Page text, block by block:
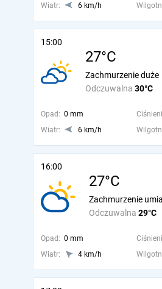
Wiatr:
6 km/h
15:00
27°C
Odczuwalna 30°C
Zachmurzenie duże
Opad: 0 mm
Wiatr:
6 km/h
16:00
27°C
Odczuwalna 29°C
Zachmurzenie
Opad: 0 mm
Wiatr:
4 km/h